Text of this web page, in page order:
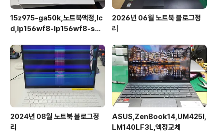
15z975-ga50k,노트북액정,lc
d,lp156wf8-lp156wf8-spa
2026년 06월 노트북 블로그정
리
2024년 08월 노트북 블로그정
리
ASUS,ZenBook14,UM425I,
LM140LF3L,액정교체